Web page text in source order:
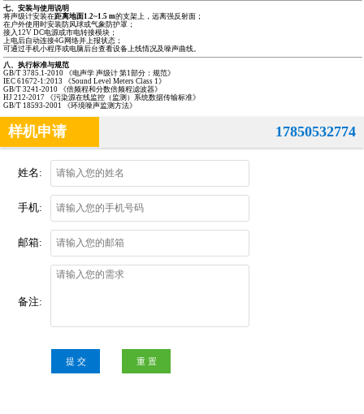
七、安装与使用说明
将声级计安装在距离地面1.2~1.5 m的支架上，远离强反射面；
在户外使用时安装防风球或气象防护罩；
接入12V DC电源或市电转接模块；
上电后自动连接4G网络并上报状态；
可通过手机小程序或电脑后台查看设备上线情况及噪声曲线。
八、执行标准与规范
GB/T 3785.1-2010 《电声学 声级计 第1部分：规范》
IEC 61672-1:2013 《Sound Level Meters Class 1》
GB/T 3241-2010 《倍频程和分数倍频程滤波器》
HJ 212-2017 《污染源在线监控（监测）系统数据传输标准》
GB/T 18593-2001 《环境噪声监测方法》
样机申请 17850532774
姓名:
手机:
邮箱:
备注:
提 交 重 置